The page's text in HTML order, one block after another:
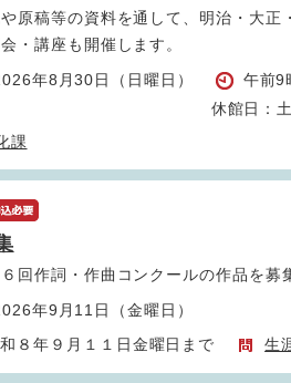
原稿等の資料を通して、明治・大正
・講座も開催します。
年8月30日（日曜日）
午前9
休館日：
課
回作詞・作曲コンクールの作品を募
年9月11日（金曜日）
８年９月１１日金曜日まで
生